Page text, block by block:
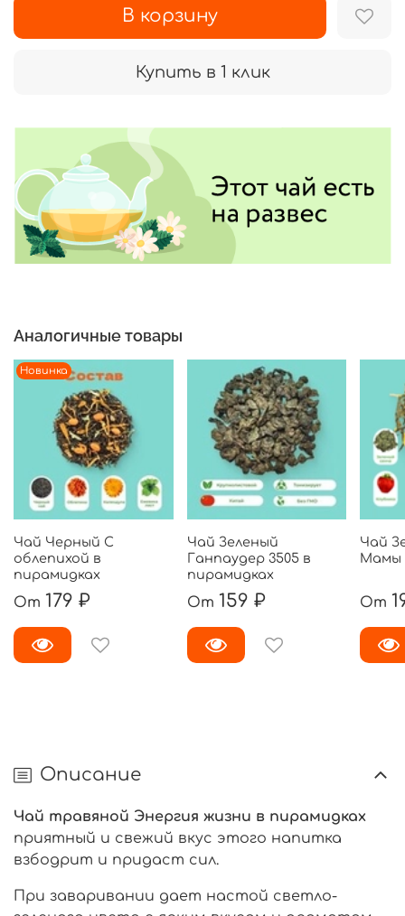
В корзину
Купить в 1 клик
Аналогичные товары
Новинка
Чай Черный С
облепихой в
пирамидках
От 179 ₽
Чай Зеленый
Ганпаудер 3505 в
пирамидках
От 159 ₽
Чай
Мамы
От
Описание
Чай травяной Энергия жизни в пирамидках
приятный и свежий вкус этого напитка
взбодрит и придаст сил.
При заваривании дает настой светло-